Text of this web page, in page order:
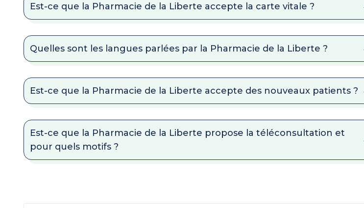
Est-ce que la Pharmacie de la Liberte accepte la carte vitale ?
Quelles sont les langues parlées par la Pharmacie de la Liberte ?
Est-ce que la Pharmacie de la Liberte accepte des nouveaux patients ?
Est-ce que la Pharmacie de la Liberte propose la téléconsultation et
pour quels motifs ?